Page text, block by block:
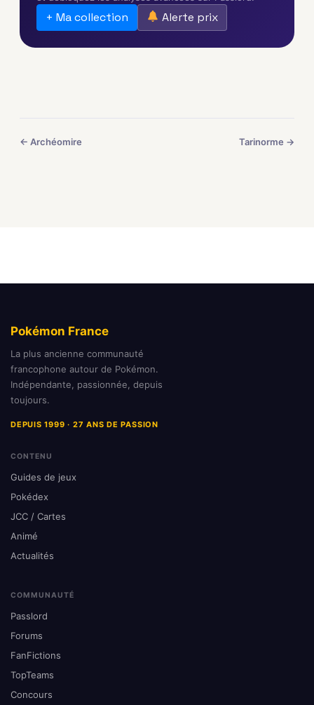
+ Ma collection Alerte prix
← Archéomire Tarinorme →
Pokémon France
La plus ancienne communauté
francophone autour de Pokémon.
Indépendante, passionnée, depuis
toujours.
DEPUIS 1999 · 27 ANS DE PASSION
CONTENU
Guides de jeux
Pokédex
JCC / Cartes
Animé
Actualités
COMMUNAUTÉ
Passlord
Forums
FanFictions
TopTeams
Concours